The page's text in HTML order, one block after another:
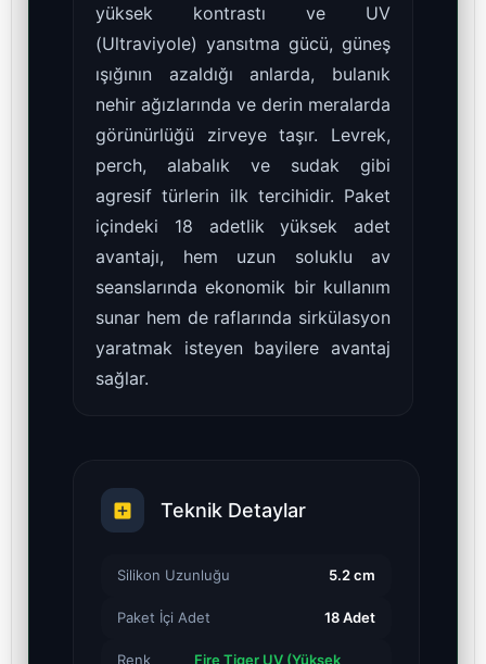
yüksek kontrastı ve UV
(Ultraviyole) yansıtma gücü, güneş
ışığının azaldığı anlarda, bulanık
nehir ağızlarında ve derin meralarda
görünürlüğü zirveye taşır. Levrek,
perch, alabalık ve sudak gibi
agresif türlerin ilk tercihidir. Paket
içindeki 18 adetlik yüksek adet
avantajı, hem uzun soluklu av
seanslarında ekonomik bir kullanım
sunar hem de raflarında sirkülasyon
yaratmak isteyen bayilere avantaj
sağlar.
Teknik Detaylar
Silikon Uzunluğu 5.2 cm
Paket İçi Adet 18 Adet
Renk
Fire Tiger UV (Yüksek